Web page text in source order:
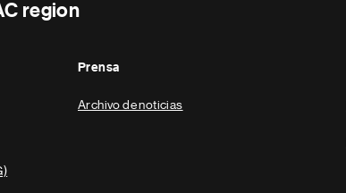
region
Prensa
Archivo de noticias